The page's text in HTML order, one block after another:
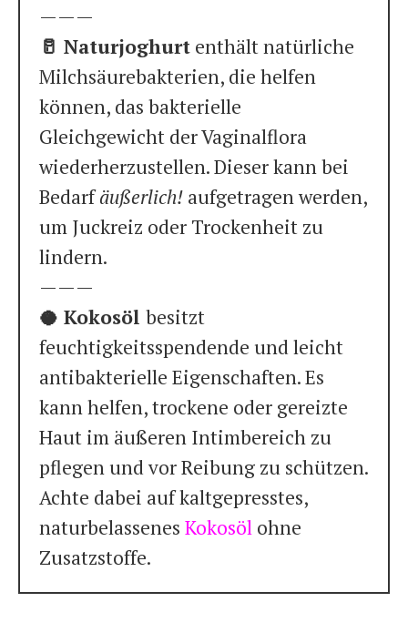
———
🥛 Naturjoghurt enthält natürliche
Milchsäurebakterien, die helfen
können, das bakterielle
Gleichgewicht der Vaginalflora
wiederherzustellen. Dieser kann bei
Bedarfäußerlich! aufgetragen werden,
um Juckreiz oder Trockenheit zu
lindern.
———
🥥 Kokosöl besitzt
feuchtigkeitsspendende und leicht
antibakterielle Eigenschaften. Es
kann helfen, trockene oder gereizte
Haut im äußeren Intimbereich zu
pflegen und vor Reibung zu schützen.
Achte dabei auf kaltgepresstes,
naturbelassenes Kokosöl ohne
Zusatzstoffe.